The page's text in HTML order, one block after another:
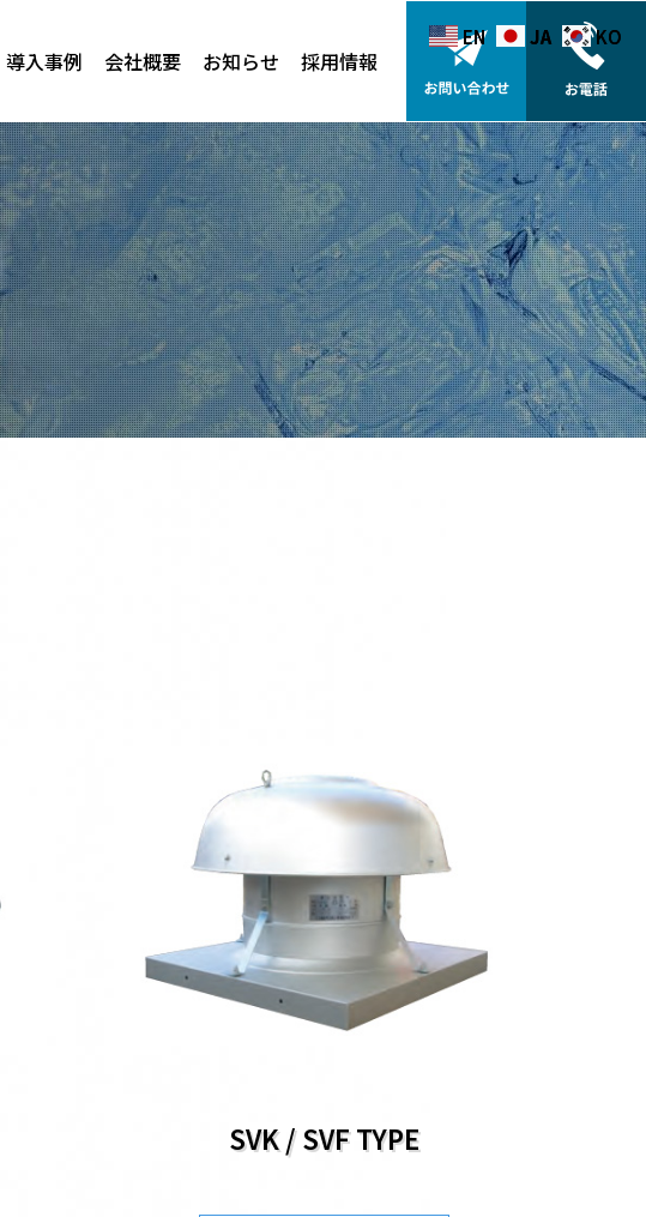
導入事例 会社概要 お知らせ 採用情報
SVK / SVF TYPE
EN JA KO
EN JA KO